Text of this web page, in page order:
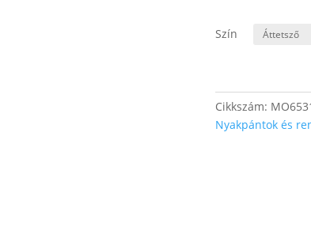
Szín
Cikkszám:
Nyakpántok és